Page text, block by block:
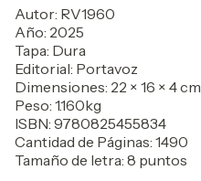
Autor: RV1960
Año: 2025
Tapa: Dura
Editorial: Portavoz
Dimensiones: 22 × 16 × 4 cm
Peso: 1.160kg
ISBN: 9780825455834
Cantidad de Páginas: 1490
Tamaño de letra: 8 puntos